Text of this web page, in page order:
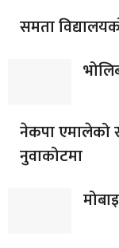
समता
नेकपा एमालेको
नुवाकोटमा